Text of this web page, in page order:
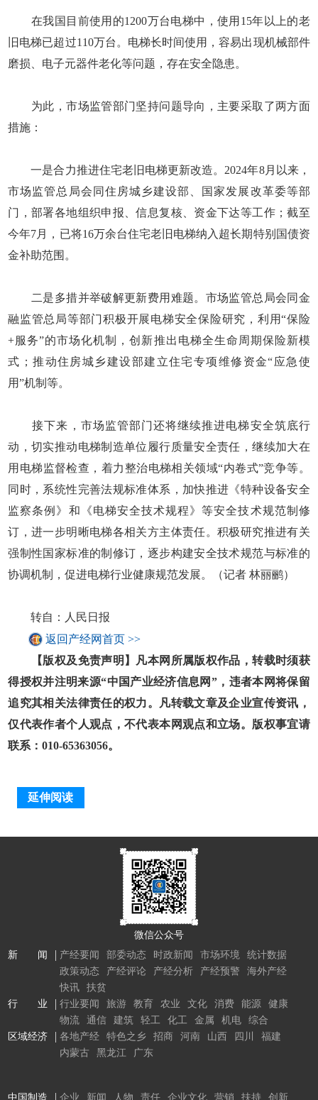
在我国目前使用的1200万台电梯中，使用15年以上的老
旧电梯已超过110万台。电梯长时间使用，容易出现机械部件
磨损、电子元器件老化等问题，存在安全隐患。
为此，市场监管部门坚持问题导向，主要采取了两方面
措施：
一是合力推进住宅老旧电梯更新改造。2024年8月以来，
市场监管总局会同住房城乡建设部、国家发展改革委等部
门，部署各地组织申报、信息复核、资金下达等工作；截至
今年7月，已将16万余台住宅老旧电梯纳入超长期特别国债资
金补助范围。
二是多措并举破解更新费用难题。市场监管总局会同金
融监管总局等部门积极开展电梯安全保险研究，利用“保险
+服务”的市场化机制，创新推出电梯全生命周期保险新模
式；推动住房城乡建设部建立住宅专项维修资金“应急使
用”机制等。
接下来，市场监管部门还将继续推进电梯安全筑底行
动，切实推动电梯制造单位履行质量安全责任，继续加大在
用电梯监督检查，着力整治电梯相关领域“内卷式”竞争等。
同时，系统性完善法规标准体系，加快推进《特种设备安全
监察条例》和《电梯安全技术规程》等安全技术规范制修
订，进一步明晰电梯各相关方主体责任。积极研究推进有关
强制性国家标准的制修订，逐步构建安全技术规范与标准的
协调机制，促进电梯行业健康规范发展。（记者 林丽鹂）
转自：人民日报
返回产经网首页 >>
【版权及免责声明】凡本网所属版权作品，转载时须获
得授权并注明来源“中国产业经济信息网”，违者本网将保留
追究其相关法律责任的权力。凡转载文章及企业宣传资讯，
仅代表作者个人观点，不代表本网观点和立场。版权事宜请
联系：010-65363056。
延伸阅读
微信公众号
新 闻
产经要闻 部委动态 时政新闻 市场环境
统计数据
政策动态
产经评论 产经分析 产经预警
海外产经
快讯
扶贫
行 业
行业要闻 旅游 教育 农业 文化 消费 能源
健康
物流
通信 建筑 轻工 化工 金属 机电
综合
区域经济
各地产经 特色之乡 招商 河南 山西 四川
福建
内蒙古
黑龙江 广东
中国制造 企业 新闻 人物 责任 企业文化 营销 扶持 创新